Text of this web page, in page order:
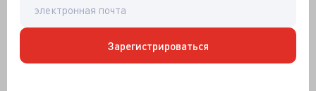
Зарегистрироваться
Авторы статьи припомнили китайцам и
позапрошлогодний скандал о безумствах логистики
биопрепаратов, хранимых без намёка на «холодовую
цепь». Справедливости ради заметим, что на
недавно обнаруженный некачественный препарат